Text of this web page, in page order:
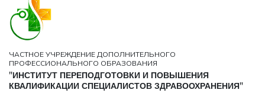
ЧАСТНОЕ УЧРЕЖДЕНИЕ ДОПОЛНИТЕЛЬНОГО
ПРОФЕССИОНАЛЬНОГО ОБРАЗОВАНИЯ
"ИНСТИТУТ ПЕРЕПОДГОТОВКИ И ПОВЫШЕНИЯ
КВАЛИФИКАЦИИ СПЕЦИАЛИСТОВ ЗДРАВООХРАНЕНИЯ"